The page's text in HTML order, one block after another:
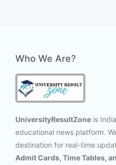
Who We Are?
UniversityResultZone is
educational news platform.
destination for real-time
Admit Cards, Time Tables,